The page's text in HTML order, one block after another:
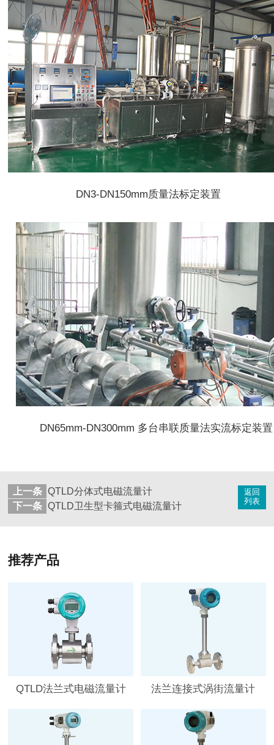
DN3-DN150mm质量法标定装置
DN65mm-DN300mm 多台串联质量法实流标定装置
返回
列表
上一条 QTLD分体式电磁流量计
下一条 QTLD卫生型卡箍式电磁流量计
推荐产品
QTLD法兰式电磁流量计 法兰连接式涡街流量计